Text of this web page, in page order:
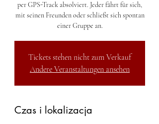
per GPS-Track absolviert. Jeder fährt für sich,
mit seinen Freunden oder schließt sich spontan
einer Gruppe an.
Tickets stehen nicht zum Verkauf
Andere Veranstaltungen ansehen
Czas i lokalizacja